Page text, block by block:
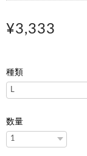
¥3,333
種類
数量